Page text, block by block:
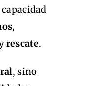
,
rescate.
, sino